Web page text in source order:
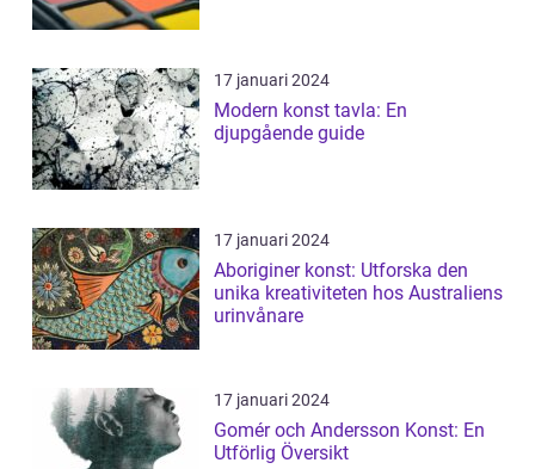
17 januari 2024
Modern konst tavla: En
djupgående guide
17 januari 2024
Aboriginer konst: Utforska den
unika kreativiteten hos Australiens
urinvånare
17 januari 2024
Gomér och Andersson Konst: En
Utförlig Översikt